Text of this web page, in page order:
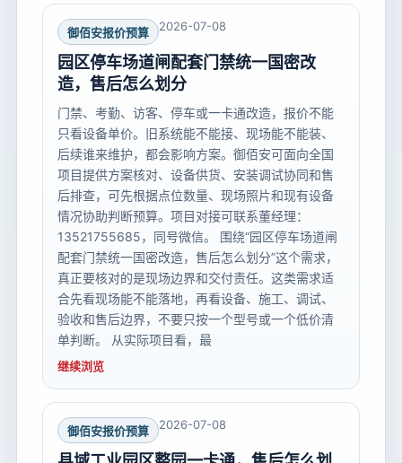
御佰安报价预算 2026-07-08
园区停车场道闸配套门禁统一国密改
造，售后怎么划分
门禁、考勤、访客、停车或一卡通改造，报价不能
只看设备单价。旧系统能不能接、现场能不能装、
后续谁来维护，都会影响方案。御佰安可面向全国
项目提供方案核对、设备供货、安装调试协同和售
后排查，可先根据点位数量、现场照片和现有设备
情况协助判断预算。项目对接可联系董经理：
13521755685，同号微信。 围绕“园区停车场道闸
配套门禁统一国密改造，售后怎么划分”这个需求，
真正要核对的是现场边界和交付责任。这类需求适
合先看现场能不能落地，再看设备、施工、调试、
验收和售后边界，不要只按一个型号或一个低价清
单判断。 从实际项目看，最
继续浏览
御佰安报价预算 2026-07-08